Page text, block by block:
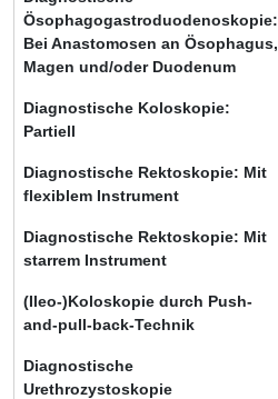
Ösophagogastroduodenoskopie:
Bei Anastomosen an Ösophagus,
Magen und/oder Duodenum
Diagnostische Koloskopie:
Partiell
Diagnostische Rektoskopie: Mit
flexiblem Instrument
Diagnostische Rektoskopie: Mit
starrem Instrument
(Ileo-)Koloskopie durch Push-
and-pull-back-Technik
Diagnostische
Urethrozystoskopie